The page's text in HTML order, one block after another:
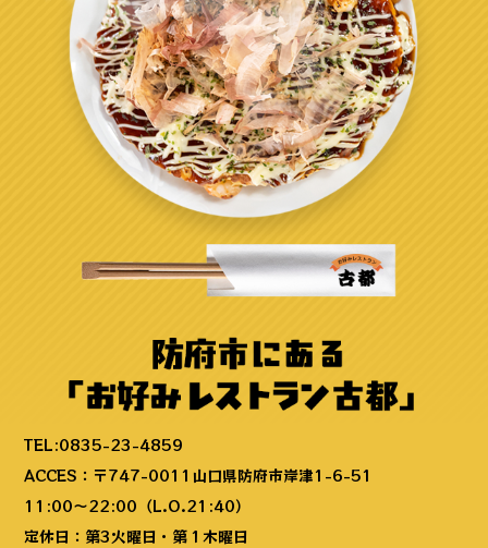
TEL:0835-23-4859
ACCES：〒747-0011山口県防府市岸津1-6-51
11:00～22:00（L.O.21:40）
定休日：第3火曜日・第１木曜日